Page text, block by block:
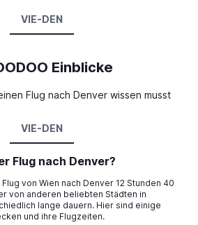
VIE-DEN
Einblicke
Flug nach Denver wissen musst
VIE-DEN
Flug nach Denver?
von Wien nach Denver 12 Stunden 40
von anderen beliebten Städten in
lange dauern. Hier sind einige
und ihre Flugzeiten.